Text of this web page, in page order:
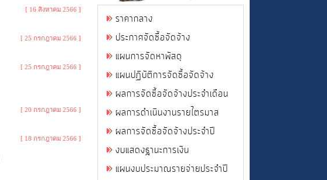
[ 16 สิงหาคม 2566 ]
[ 25 กรกฎาคม 2566 ]
[ 25 กรกฎาคม 2566 ]
[ 20 กรกฎาคม 2566 ]
[ 18 กรกฎาคม 2566 ]
ราคากลาง
ประกาศจัดซื้อจัดจ้าง
แผนการจัดหาพัสดุ
แผนปฏิบัติการจัดซื้อจัดจ้าง
ผลการจัดซื้อจัดจ้างประจำเดือน
ผลการดำเนินงานรายไตรมาส
ผลการจัดซื้อจัดจ้างประจำปี
งบแสดงฐานะการเงิน
แผนงบประมาณรายจ่ายประจำปี